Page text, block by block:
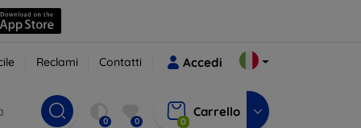
Reclami Contatti Accedi
0 0 0
Carrello